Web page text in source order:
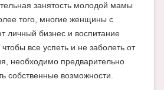
занятость молодой мамы
того, многие женщины с
личный бизнес и воспитание
все успеть и не заболеть от
необходимо предварительно
собственные возможности.